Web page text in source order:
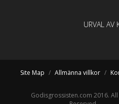
URVAL AV
Site Map / Allmänna villkor /
Godisgrossisten.com 2016. All